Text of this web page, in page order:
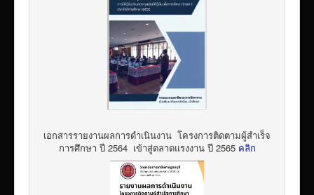
เอกสารรายงานผลการดำเนินงาน โครงการติดตามผู้สำเร็จ
การศึกษา ปี 2564 เข้าสู่ตลาดแรงงาน ปี 2565 คลิก